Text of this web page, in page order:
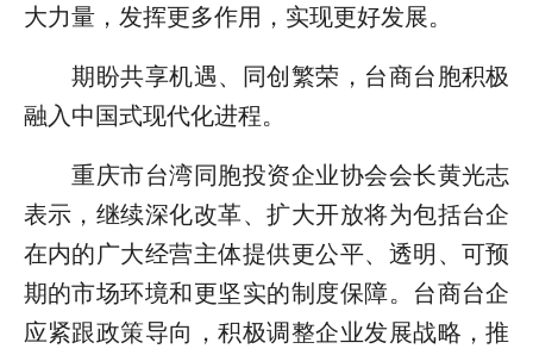
大力量，发挥更多作用，实现更好发展。
期盼共享机遇、同创繁荣，台商台胞积极
融入中国式现代化进程。
重庆市台湾同胞投资企业协会会长黄光志
表示，继续深化改革、扩大开放将为包括台企
在内的广大经营主体提供更公平、透明、可预
期的市场环境和更坚实的制度保障。台商台企
应紧跟政策导向，积极调整企业发展战略，推